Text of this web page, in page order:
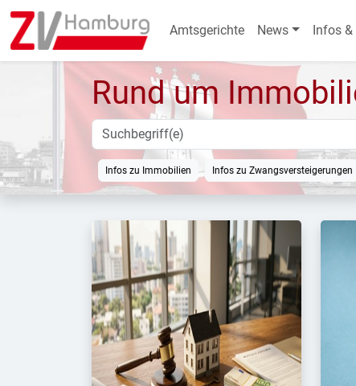
Amtsgerichte News Infos &
Rund um
Infos zu Immobilien Infos zu Zwangsversteigerungen